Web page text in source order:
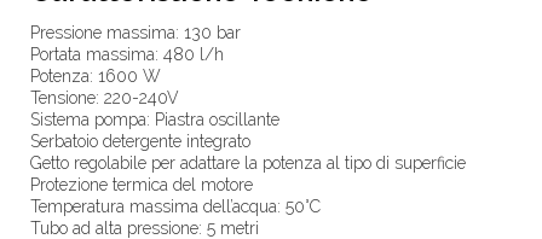
Pressione massima: 130 bar
Portata massima: 480 l/h
Potenza: 1600 W
Tensione: 220-240V
Sistema pompa: Piastra oscillante
Serbatoio detergente integrato
Getto regolabile per adattare la potenza al tipo di superficie
Protezione termica del motore
Temperatura massima dell’acqua: 50°C
Tubo ad alta pressione: 5 metri